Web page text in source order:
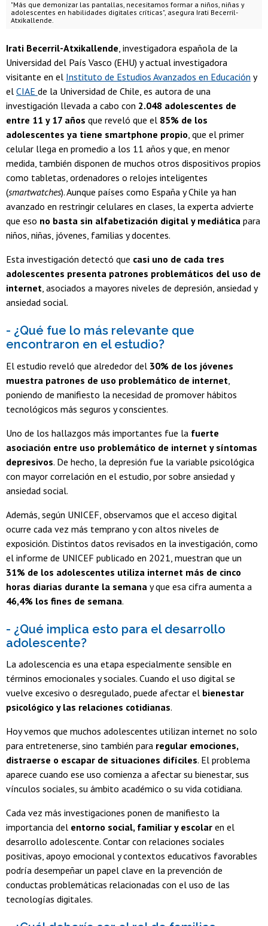
"Más que demonizar las pantallas, necesitamos formar a niños, niñas y
adolescentes en habilidades digitales críticas", asegura Irati Becerril-
Atxikallende.
Irati Becerril-Atxikallende, investigadora española de la
Universidad del País Vasco (EHU) y actual investigadora
visitante en el Instituto de Estudios Avanzados en Educación y
el CIAE de la Universidad de Chile, es autora de una
investigación llevada a cabo con 2.048 adolescentes de
entre 11 y 17 años que reveló que el 85% de los
adolescentes ya tiene smartphone propio, que el primer
celular llega en promedio a los 11 años y que, en menor
medida, también disponen de muchos otros dispositivos propios
como tabletas, ordenadores o relojes inteligentes
(smartwatches). Aunque países como España y Chile ya han
avanzado en restringir celulares en clases, la experta advierte
que eso no basta sin alfabetización digital y mediática para
niños, niñas, jóvenes, familias y docentes.
Esta investigación detectó que casi uno de cada tres
adolescentes presenta patrones problemáticos del uso de
internet, asociados a mayores niveles de depresión, ansiedad y
ansiedad social.
- ¿Qué fue lo más relevante que
encontraron en el estudio?
El estudio reveló que alrededor del 30% de los jóvenes
muestra patrones de uso problemático de internet
poniendo de manifiesto la necesidad de promover hábitos
tecnológicos más seguros y conscientes.
Uno de los hallazgos más importantes fue la fuerte
asociación entre uso problemático de internet y síntomas
depresivos. De hecho, la depresión fue la variable psicológica
con mayor correlación en el estudio, por sobre ansiedad y
ansiedad social.
Además, según UNICEF, observamos que el acceso digital
ocurre cada vez más temprano y con altos niveles de
exposición. Distintos datos revisados en la investigación, como
el informe de UNICEF publicado en 2021, muestran que un
31% de los adolescentes utiliza internet más de cinco
horas diarias durante la semana y que esa cifra aumenta a
46,4% los fines de semana.
- ¿Qué implica esto para el desarrollo
adolescente?
La adolescencia es una etapa especialmente sensible en
términos emocionales y sociales. Cuando el uso digital se
vuelve excesivo o desregulado, puede afectar el bienestar
psicológico y las relaciones cotidianas.
Hoy vemos que muchos adolescentes utilizan internet no solo
para entretenerse, sino también para regular emociones,
distraerse o escapar de situaciones difíciles. El problema
aparece cuando ese uso comienza a afectar su bienestar, sus
vínculos sociales, su ámbito académico o su vida cotidiana.
Cada vez más investigaciones ponen de manifiesto la
importancia del entorno social, familiar y escolar en el
desarrollo adolescente. Contar con relaciones sociales
positivas, apoyo emocional y contextos educativos favorables
podría desempeñar un papel clave en la prevención de
conductas problemáticas relacionadas con el uso de las
tecnologías digitales.